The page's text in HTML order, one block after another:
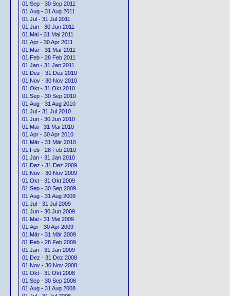
01.Sep - 30 Sep 2011
01.Aug - 31 Aug 2011
01.Jul - 31 Jul 2011
01.Jun - 30 Jun 2011
01.Mai - 31 Mai 2011
01.Apr - 30 Apr 2011
01.Mär - 31 Mär 2011
01.Feb - 28 Feb 2011
01.Jan - 31 Jan 2011
01.Dez - 31 Dez 2010
01.Nov - 30 Nov 2010
01.Okt - 31 Okt 2010
01.Sep - 30 Sep 2010
01.Aug - 31 Aug 2010
01.Jul - 31 Jul 2010
01.Jun - 30 Jun 2010
01.Mai - 31 Mai 2010
01.Apr - 30 Apr 2010
01.Mär - 31 Mär 2010
01.Feb - 28 Feb 2010
01.Jan - 31 Jan 2010
01.Dez - 31 Dez 2009
01.Nov - 30 Nov 2009
01.Okt - 31 Okt 2009
01.Sep - 30 Sep 2009
01.Aug - 31 Aug 2009
01.Jul - 31 Jul 2009
01.Jun - 30 Jun 2009
01.Mai - 31 Mai 2009
01.Apr - 30 Apr 2009
01.Mär - 31 Mär 2009
01.Feb - 28 Feb 2009
01.Jan - 31 Jan 2009
01.Dez - 31 Dez 2008
01.Nov - 30 Nov 2008
01.Okt - 31 Okt 2008
01.Sep - 30 Sep 2008
01.Aug - 31 Aug 2008